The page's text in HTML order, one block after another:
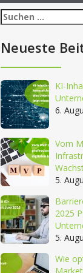
Suchen
nach:
Neueste
KI-
6.
Vom
5.
2025
5.
Wie